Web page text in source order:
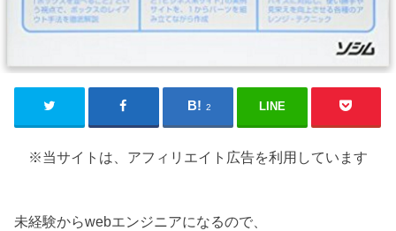
2 LINE
※当サイトは、アフィリエイト広告を利用しています
未経験からwebエンジニアになるので、